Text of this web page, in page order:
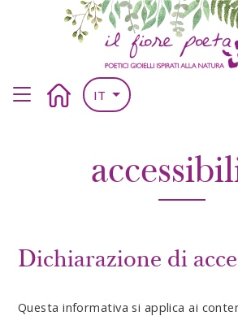
Salta al contenuto principale
Salta al contenuto principale
HomeIT
Main navigation header
il fiore poeta
Poetici gioielli ispirati alla natura
Dichiarazione di
Questa informativa si applica ai